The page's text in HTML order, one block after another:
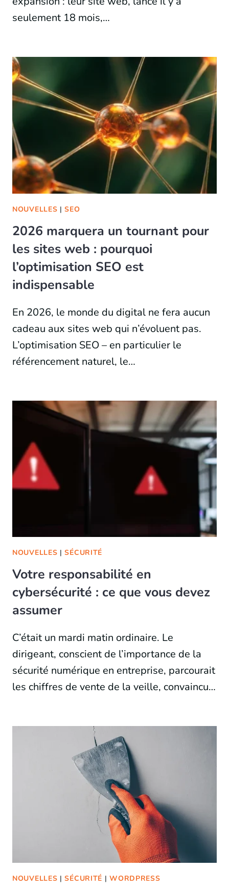
seulement 18 mois,…
NOUVELLES |SEO
2026 marquera un tournant pour
les sites web : pourquoi
l’optimisation SEO est
indispensable
En 2026, le monde du digital ne fera aucun
cadeau aux sites web qui n’évoluent pas.
L’optimisation SEO – en particulier le
référencement naturel, le…
NOUVELLES |SÉCURITÉ
Votre responsabilité en
cybersécurité : ce que vous devez
assumer
C’était un mardi matin ordinaire. Le
dirigeant, conscient de l’importance de la
sécurité numérique en entreprise, parcourait
les chiffres de vente de la veille, convaincu…
NOUVELLES |SÉCURITÉ |WORDPRESS